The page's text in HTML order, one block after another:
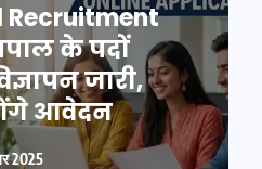
Recruitment
के पदों
जारी,
आवेदन
2025